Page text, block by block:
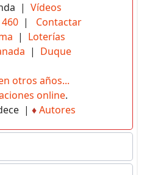
| Vídeos
| Contactar
| Loterías
| Duque
otros años...
online.
| ♦Autores